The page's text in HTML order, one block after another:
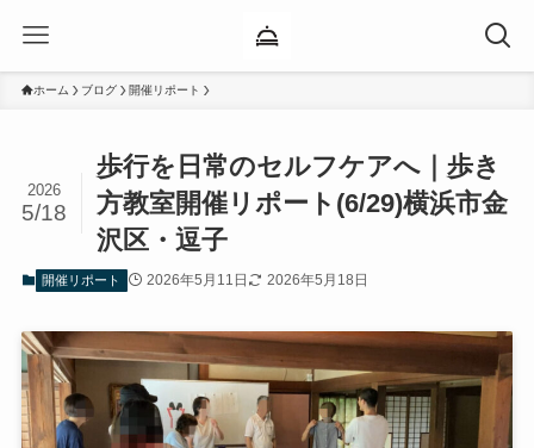
ホーム ブログ 開催リポート
歩行を日常のセルフケアへ｜歩き
方教室開催リポート(6/29)横浜市金
沢区・逗子
2026
5/18
開催リポート 2026年5月11日 2026年5月18日